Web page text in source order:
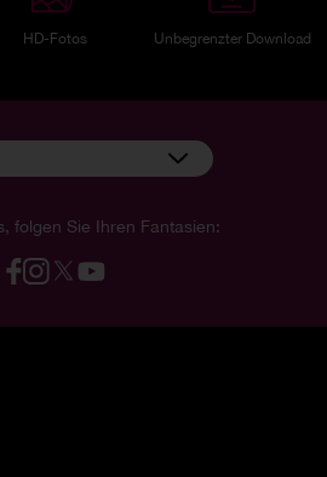
HD-Fotos Unbegrenzter Download
folgen Sie Ihren Fantasien: